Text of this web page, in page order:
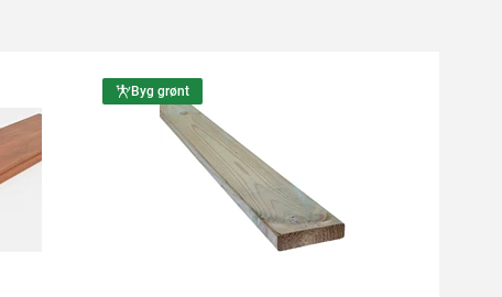
Byg grønt